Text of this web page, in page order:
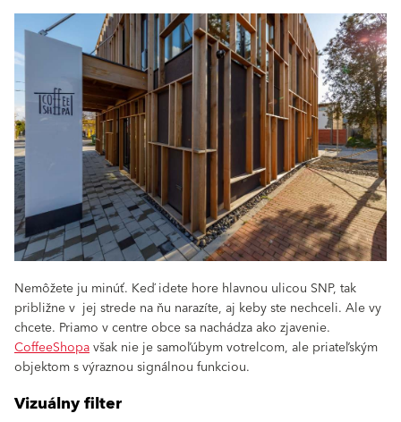
Nemôžete ju minúť. Keď idete hore hlavnou ulicou SNP, tak
približne v jej strede na ňu narazíte, aj keby ste nechceli. Ale vy
chcete. Priamo v centre obce sa nachádza ako zjavenie.
CoffeeShopavšak nie je samoľúbym votrelcom, ale priateľským
objektom s výraznou signálnou funkciou.
Vizuálny filter